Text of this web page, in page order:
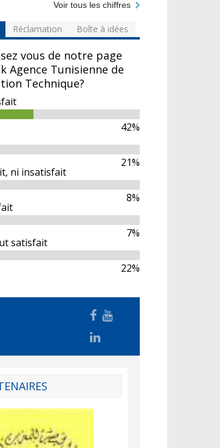
Voir tous les chiffres
Réclamation Boîte à idées
vous de notre page
Agence Tunisienne de
Technique?
42%
21%
ni insatisfait
8%
7%
satisfait
22%